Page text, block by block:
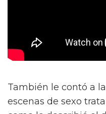
También le contó a
escenas de sexo